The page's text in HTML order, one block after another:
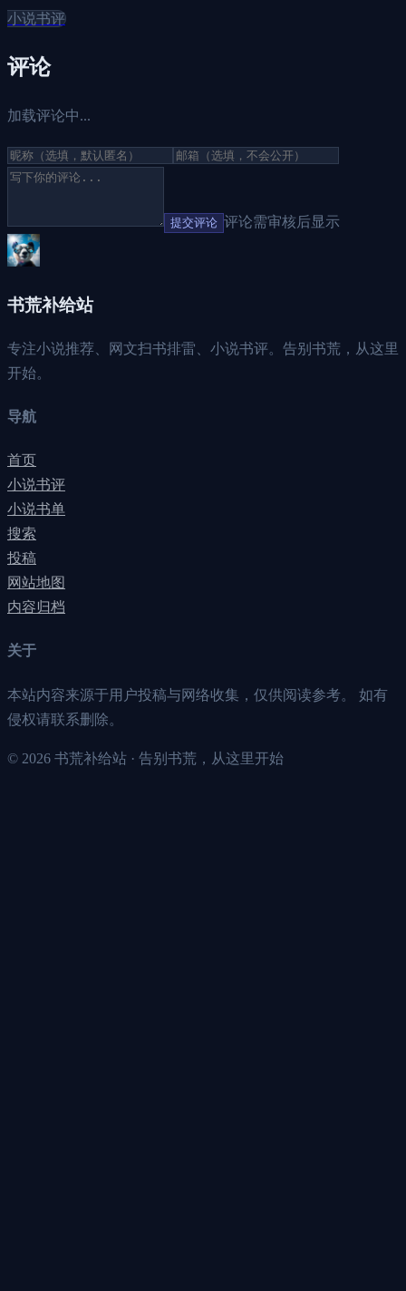
小说书评
评论
加载评论中...
提交评论 评论需审核后显示
书荒补给站
专注小说推荐、网文扫书排雷、小说书评。告别书荒，从这里
开始。
导航
首页
小说书评
小说书单
搜索
投稿
网站地图
内容归档
关于
本站内容来源于用户投稿与网络收集，仅供阅读参考。 如有
侵权请联系删除。
© 2026 书荒补给站 · 告别书荒，从这里开始